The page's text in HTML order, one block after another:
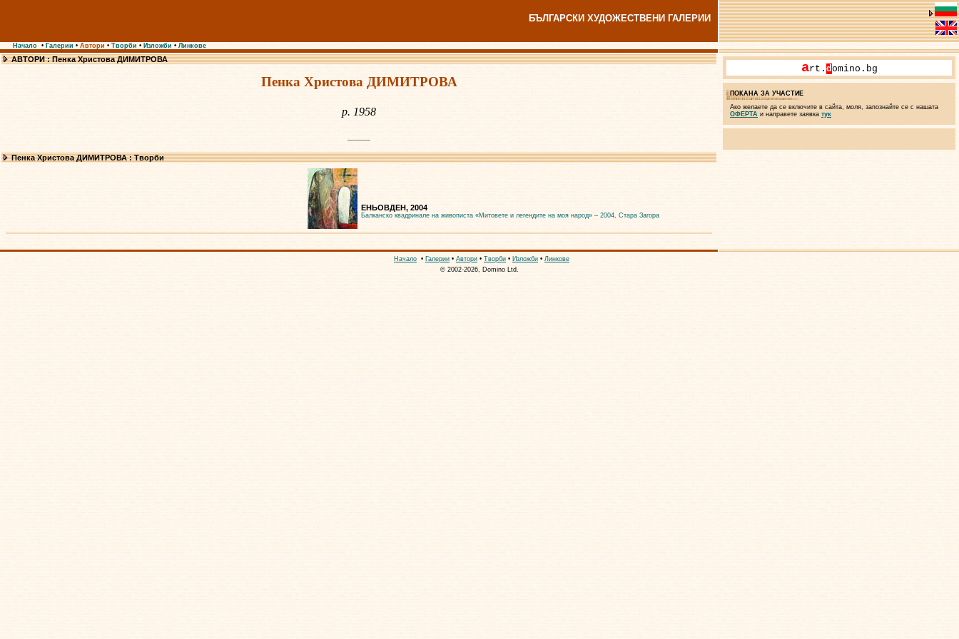
БЪЛГАРСКИ ХУДОЖЕСТВЕНИ ГАЛЕРИИ
Начало • Галерии • Автори • Творби • Изложби • Линкове
АВТОРИ : Пенка Христова ДИМИТРОВА
Пенка Христова ДИМИТРОВА
р. 1958
Пенка Христова ДИМИТРОВА : Творби
ЕНЬОВДЕН, 2004
Балканско квадринале на живописта «Митовете и легендите на моя народ» – 2004, Стара Загора
art. domino.bg
ПОКАНА ЗА УЧАСТИЕ
Ако желаете да се включите в сайта, моля, запознайте се с нашата
ОФЕРТА и направете заявка тук
Начало • Галерии • Автори • Творби • Изложби • Линкове
© 2002-2026, Domino Ltd.